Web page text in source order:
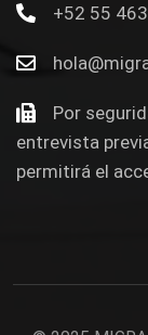
+52 55
Por
entrevista
permitirá el